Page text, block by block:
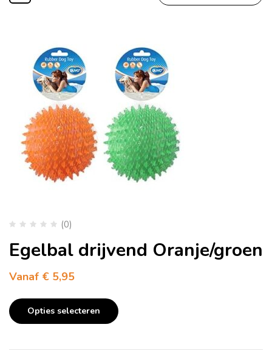
(0)
Egelbal drijvend Oranje/groen
Vanaf € 5,95
Opties selecteren